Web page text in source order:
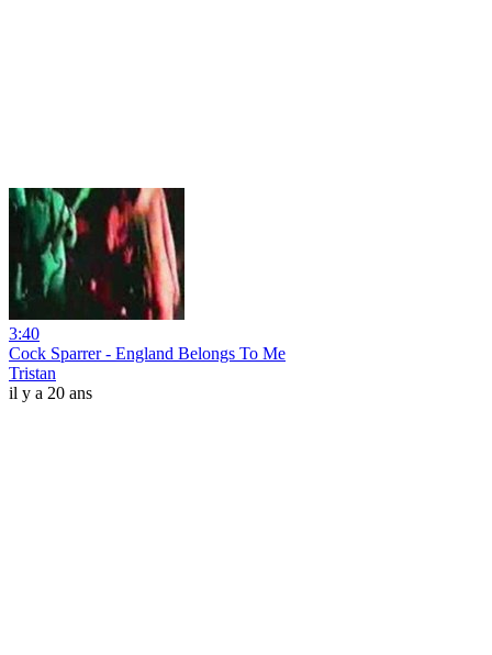
3:40
Cock Sparrer - England Belongs To Me
Tristan
il y a 20 ans